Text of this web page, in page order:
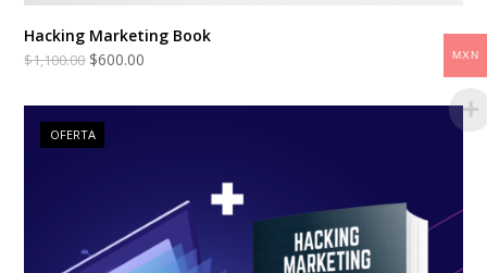
Hacking Marketing Book
$1,100.00 $600.00
OFERTA
MXN